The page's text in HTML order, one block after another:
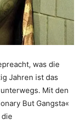
was die
Jahren ist das
unterwegs. Mit den
But Gangsta«